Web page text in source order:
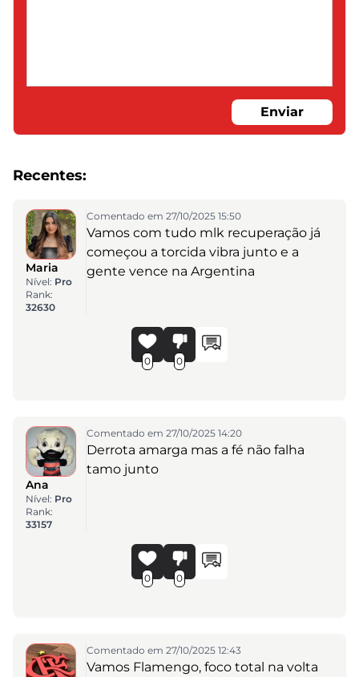
Enviar
Recentes:
Maria
Nível: Pro
Rank:
32630
Comentado em 27/10/2025 15:50
Vamos com tudo mlk recuperação já
começou a torcida vibra junto e a
gente vence na Argentina
0 0
Ana
Nível: Pro
Rank:
33157
Comentado em 27/10/2025 14:20
Derrota amarga mas a fé não falha
tamo junto
0 0
Comentado em 27/10/2025 12:43
Vamos Flamengo, foco total na volta